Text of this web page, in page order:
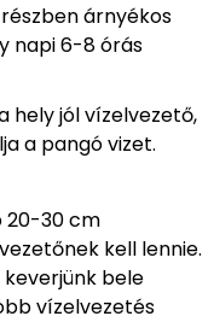
árnyékos
napi 6-8 órás
hely jól vízelvezető,
a pangó vizet.
20-30 cm
kell lennie.
keverjünk bele
vízelvezetés